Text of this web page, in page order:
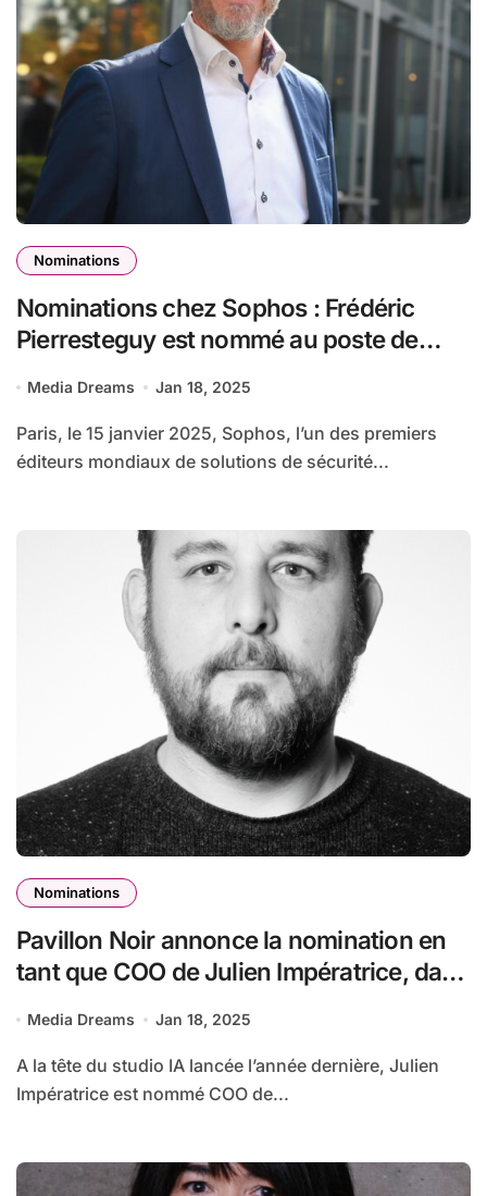
Nominations
Nominations chez Sophos : Frédéric
Pierresteguy est nommé au poste de
Benelux et Bruno Durand est promu
Vice-Président des ventes Europe du
Sud.
Media Dreams Jan 18, 2025
Paris, le 15 janvier 2025, Sophos, l’un des premiers
éditeurs mondiaux de solutions de sécurité...
Nominations
Pavillon Noir annonce la nomination en
tant que COO de Julien Impératrice, dans
Media Dreams Jan 18, 2025
A la tête du studio IA lancée l’année dernière, Julien
Impératrice est nommé COO de...